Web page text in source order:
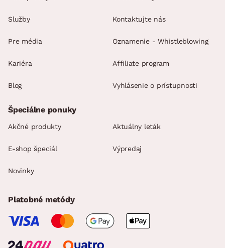
Služby
Pre média
Kariéra
Blog
Kontaktujte nás
Oznamenie - Whistleblowing
Affiliate program
Vyhlásenie o prístupnosti
Špeciálne ponuky
Akčné produkty Aktuálny leták
E-shop špeciál Výpredaj
Novinky
Platobné metódy